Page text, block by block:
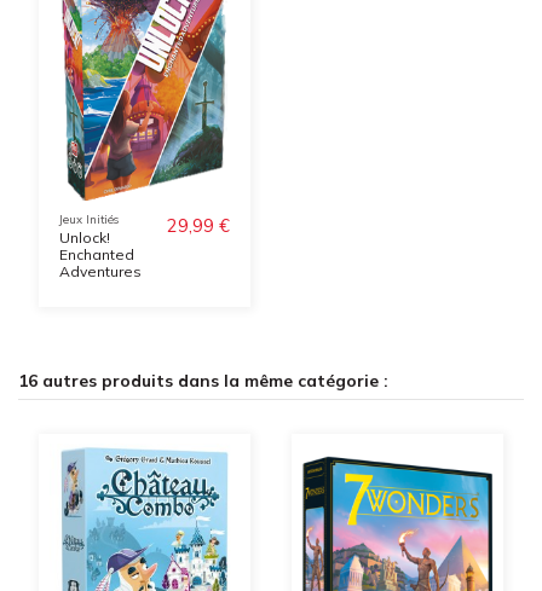
Jeux Initiés
Unlock!
Enchanted
Adventures
29,99 €
16 autres produits dans la même catégorie :